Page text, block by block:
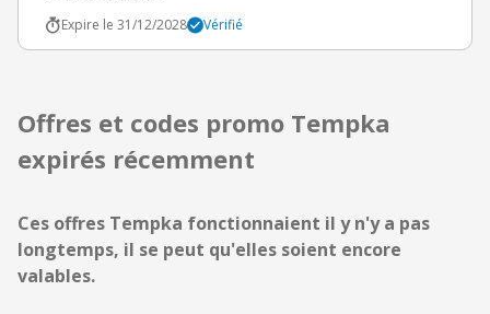
Expire le 31/12/2028
Vérifié
Offres et codes promo Tempka
expirés récemment
Ces offres Tempka fonctionnaient il y n'y a pas
longtemps, il se peut qu'elles soient encore
valables.